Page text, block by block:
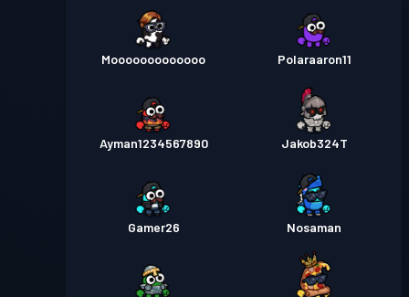
Mooooooooooooo Polaraaron11
Ayman1234567890 Jakob324T
Gamer26 Nosaman